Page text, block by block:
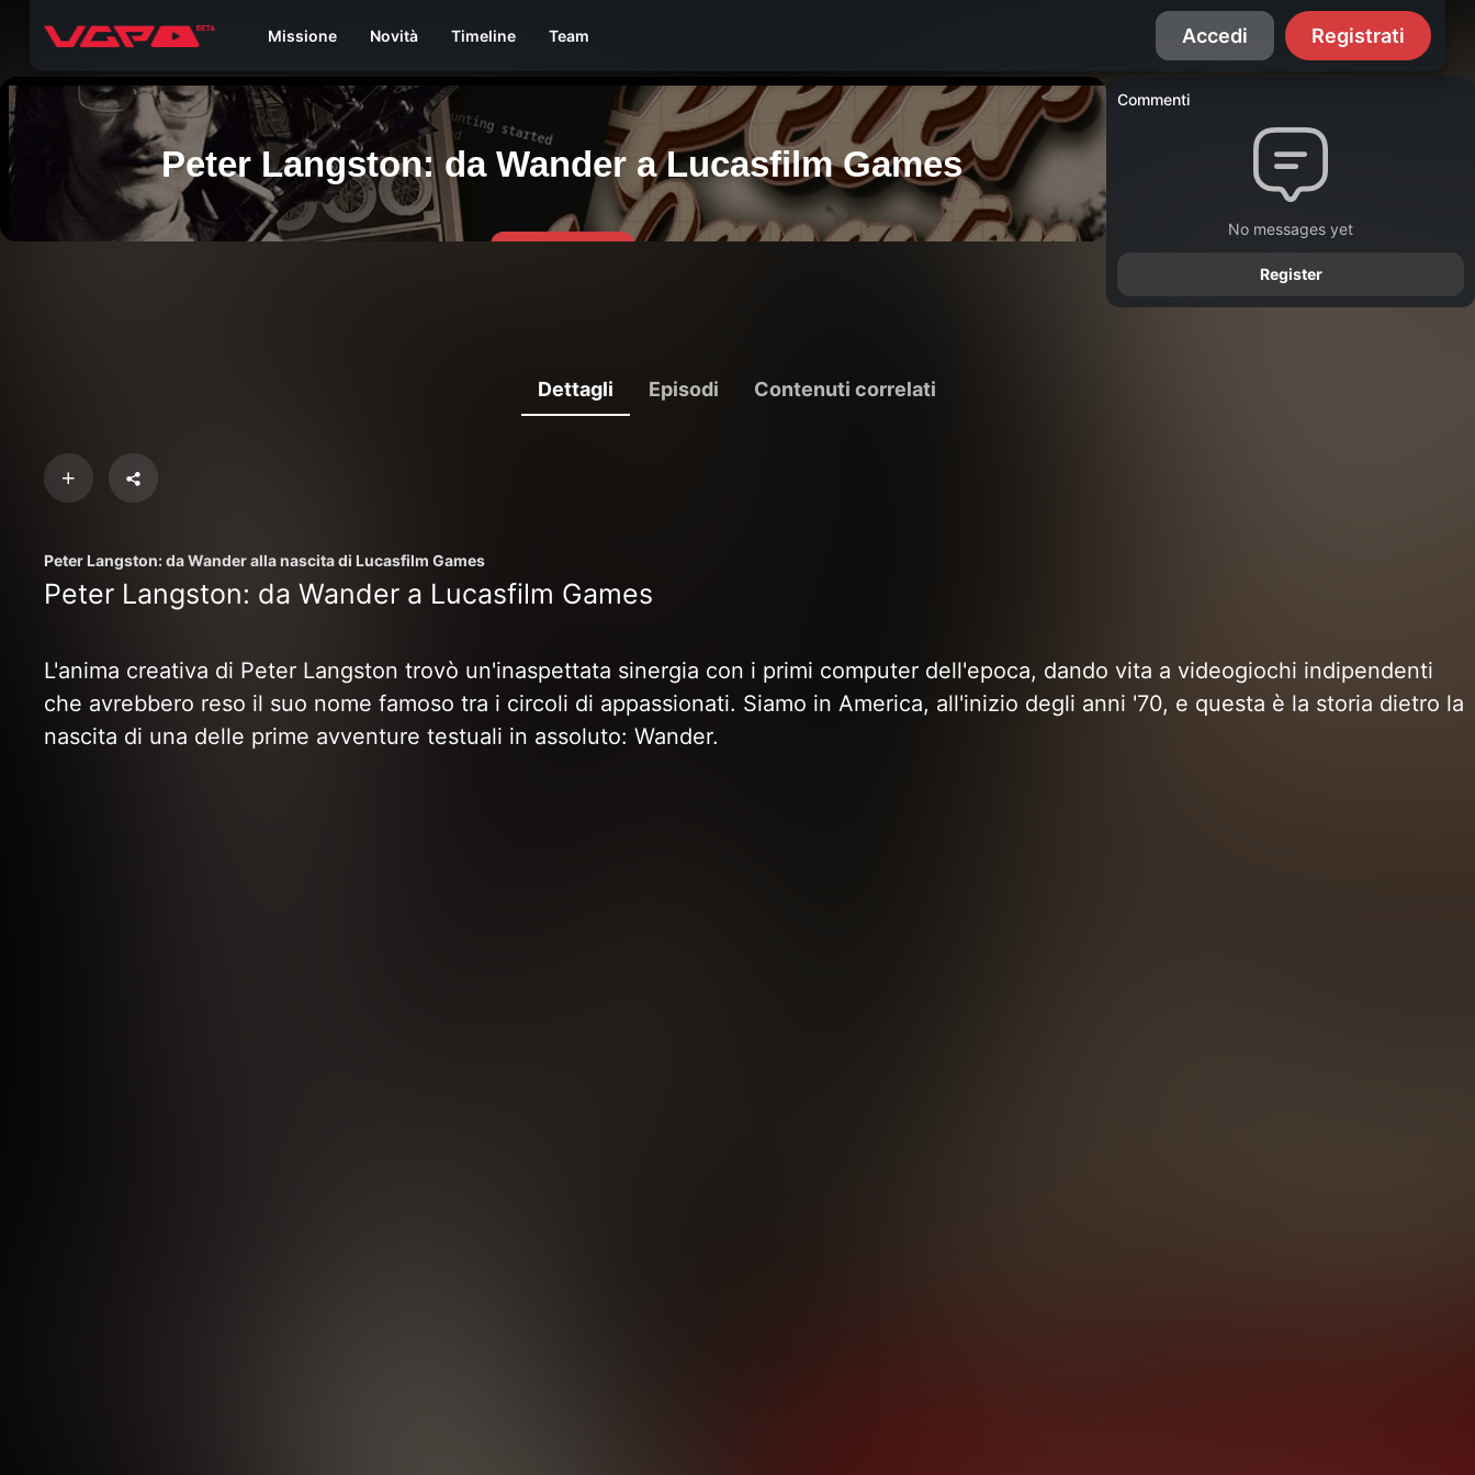
Missione Novità Timeline Team Accedi Registrati
Commenti
No messages yet
Register
Dettagli Episodi Contenuti correlati
Peter Langston: da Wander alla nascita di Lucasfilm Games
Peter Langston: da Wander a Lucasfilm Games
L'anima creativa di Peter Langston trovò un'inaspettata sinergia con i primi computer dell'epoca, dando vita a videogiochi indipendenti
che avrebbero reso il suo nome famoso tra i circoli di appassionati. Siamo in America, all'inizio degli anni '70, e questa è la storia dietro la
nascita di una delle prime avventure testuali in assoluto: Wander.